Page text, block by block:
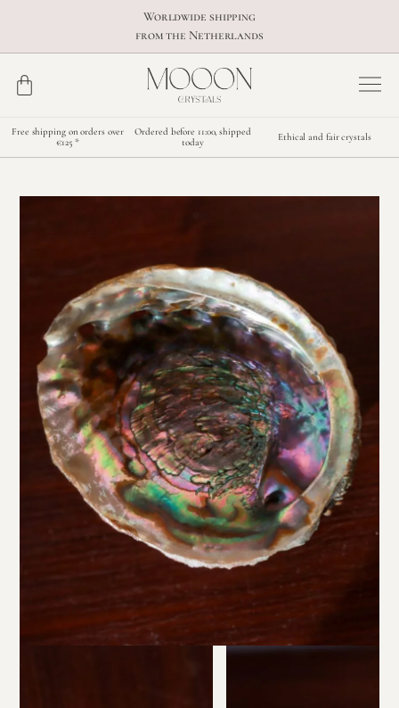
Worldwide shipping
from the Netherlands
Free shipping on orders over
€125 *
Ordered before 11:00, shipped
today
Ethical and fair crystals